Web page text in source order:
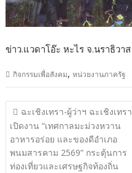
ข่าว.แวดาโอ๊ะ หะไร จ.นราธิวาส
กิจกรรมเพื่อสังคม,หน่วยงานภาครัฐ
แนะแนว
เรื่อง
ฉะเชิงเทรา-ผู้ว่าฯ ฉะเชิงเทรา
เปิดงาน “เทศกาลมะม่วงหวาน
อาหารอร่อย และของดีอำเภอ
พนมสารคาม 2569” กระตุ้นการ
ท่องเที่ยวและเศรษฐกิจท้องถิ่น